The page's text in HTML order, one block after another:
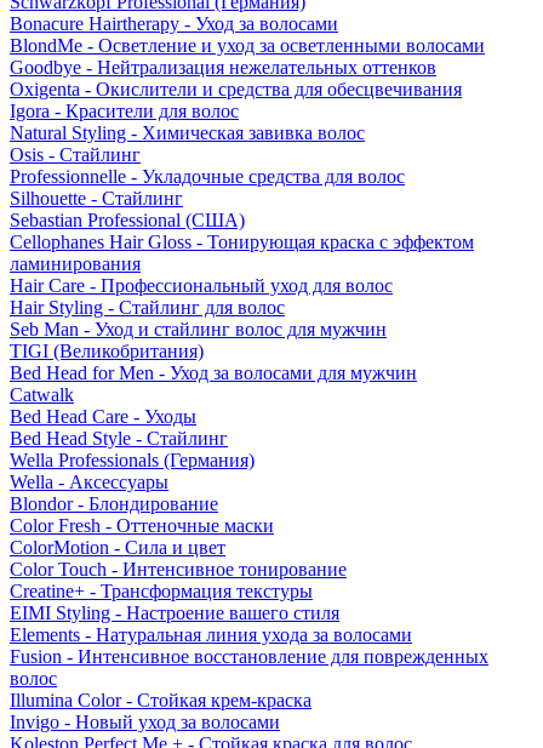
Bonacure Hairtherapy - Уход за волосами
BlondMe - Осветление и уход за осветленными волосами
Goodbye - Нейтрализация нежелательных оттенков
Oxigenta - Окислители и средства для обесцвечивания
Igora - Красители для волос
Natural Styling - Химическая завивка волос
Osis - Стайлинг
Professionnelle - Укладочные средства для волос
Silhouette - Стайлинг
Sebastian Professional (США)
Cellophanes Hair Gloss - Тонирующая краска с эффектом
ламинирования
Hair Care - Профессиональный уход для волос
Hair Styling - Стайлинг для волос
Seb Man - Уход и стайлинг волос для мужчин
TIGI (Великобритания)
Bed Head for Men - Уход за волосами для мужчин
Catwalk
Bed Head Care - Уходы
Bed Head Style - Стайлинг
Wella Professionals (Германия)
Wella - Аксессуары
Blondor - Блондирование
Color Fresh - Оттеночные маски
ColorMotion - Сила и цвет
Color Touch - Интенсивное тонирование
Creatine+ - Трансформация текстуры
EIMI Styling - Настроение вашего стиля
Elements - Натуральная линия ухода за волосами
Fusion - Интенсивное восстановление для поврежденных
волос
Illumina Color - Стойкая крем-краска
Invigo - Новый уход за волосами
Koleston Perfect Me + - Стойкая краска для волос